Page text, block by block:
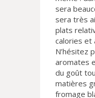
sera
sera très
plats
calories et
N’hésitez
aromates
du goût
matières
fromage